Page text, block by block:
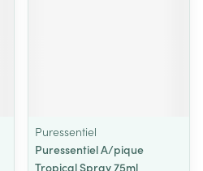
Puressentiel
Puressentiel A/pique
Tropical Spray 75ml